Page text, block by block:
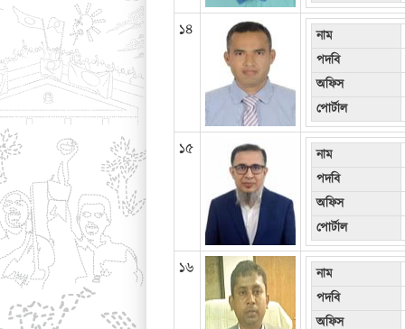
১৪ নাম
পদবি
অফিস
পোর্টাল
১৫ নাম
পদবি
অফিস
পোর্টাল
১৬ নাম
পদবি
অফিস